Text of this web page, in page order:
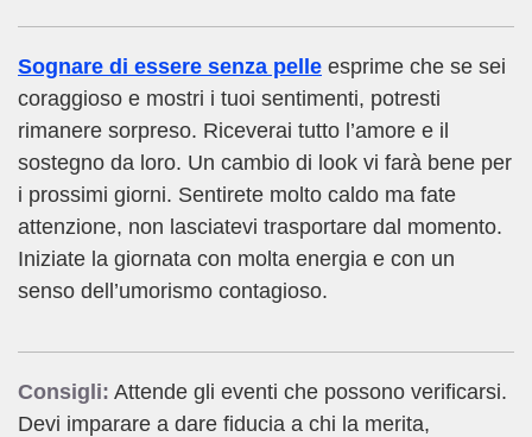
Sognare di essere senza pelle esprime che se sei
coraggioso e mostri i tuoi sentimenti, potresti
rimanere sorpreso. Riceverai tutto l’amore e il
sostegno da loro. Un cambio di look vi farà bene per
i prossimi giorni. Sentirete molto caldo ma fate
attenzione, non lasciatevi trasportare dal momento.
Iniziate la giornata con molta energia e con un
senso dell’umorismo contagioso.
Consigli: Attende gli eventi che possono verificarsi.
Devi imparare a dare fiducia a chi la merita,